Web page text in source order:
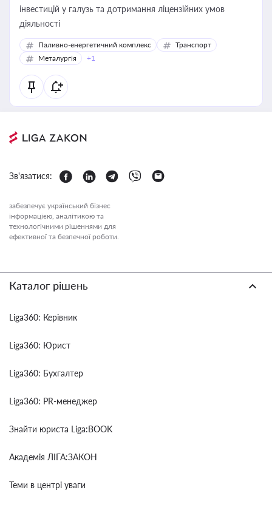
інвестицій у галузь та дотримання ліцензійних умов
діяльності
Паливно-енергетичний комплекс
Транспорт
Металургія
+1
Зв'язатися:
забезпечує український бізнес
інформацією, аналітикою та
технологічними рішеннями для
ефективної та безпечної роботи.
Каталог рішень
Liga360: Керівник
Liga360: Юрист
Liga360: Бухгалтер
Liga360: PR-менеджер
Знайти юриста Liga:BOOK
Академія ЛІГА:ЗАКОН
Теми в центрі уваги